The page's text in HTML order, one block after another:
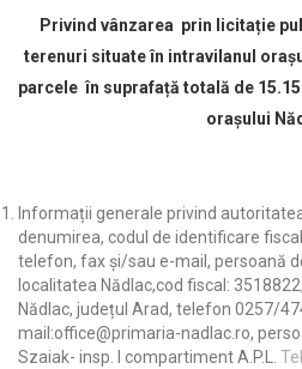
Privind vânzarea prin licitație
terenuri situate în intravilanul
parcele în suprafață totală de
orașului
Informații generale privind
denumirea, codul de identificare
telefon, fax și/sau e-mail, persoană
localitatea Nădlac,cod fiscal:
Nădlac, județul Arad, telefon 0257/
mail:office@primaria-nadlac.ro,
Szaiak- insp. I compartiment A.P.L.